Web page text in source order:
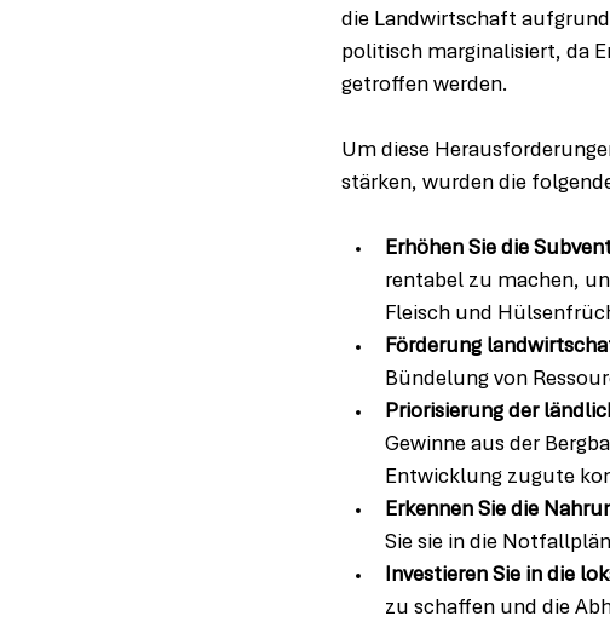
die Landwirtschaft
politisch marginalisiert, da
getroffen werden.
Um diese
stärken, wurden die
Erhöhen Sie die
rentabel zu machen,
Fleisch und
Förderung
Bündelung von
Priorisierung der
Gewinne aus der
Entwicklung zugute
Erkennen Sie die
Sie sie in die
Investieren Sie in die
zu schaffen und die